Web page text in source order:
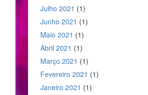
Julho 2021 (1)
Junho 2021 (1)
Maio 2021 (1)
Abril 2021 (1)
Março 2021 (1)
Fevereiro 2021 (1)
Janeiro 2021 (1)